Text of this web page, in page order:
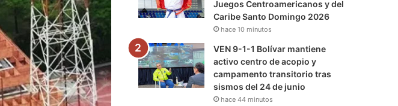
m
Juegos Centroamericanos y del
Caribe Santo Domingo 2026
hace 10 minutos
VEN 9-1-1 Bolívar mantiene
activo centro de acopio y
campamento transitorio tras
sismos del 24 de junio
hace 44 minutos